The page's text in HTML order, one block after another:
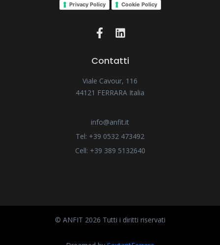
Privacy Policy Cookie Policy
Contatti
Viale Cavour, 116
44121 FERRARA Italia
info@anfit.it
Tel: +39 0532 473492
Cell: +39 389 5132640
© ANFIT 2026 Tutti i diritti riservati